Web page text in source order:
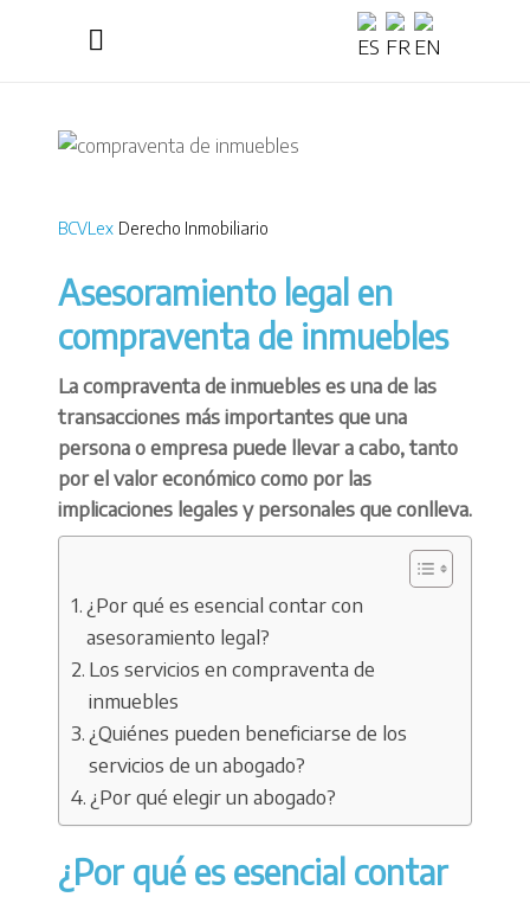
BCVLex Derecho Inmobiliario
Asesoramiento legal en
compraventa de inmuebles
La compraventa de inmuebles es una de las
transacciones más importantes que una
persona o empresa puede llevar a cabo, tanto
por el valor económico como por las
implicaciones legales y personales que conlleva.
¿Por qué es esencial contar con
asesoramiento legal?
Los servicios en compraventa de
inmuebles
¿Quiénes pueden beneficiarse de los
servicios de un abogado?
¿Por qué elegir un abogado?
¿Por qué es esencial contar